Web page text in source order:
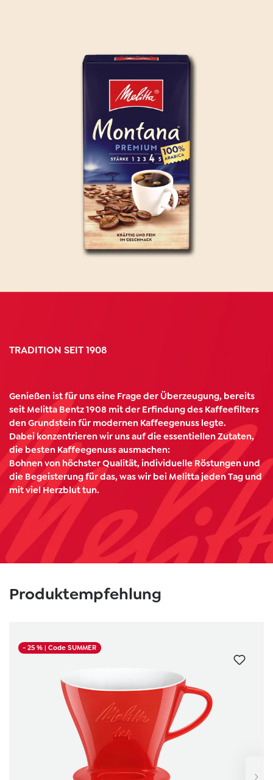
TRADITION SEIT 1908
Genießen ist für uns eine Frage der Überzeugung, bereits
seit Melitta Bentz 1908 mit der Erﬁndung des Kaffeeﬁlters
den Grundstein für modernen Kaffeegenuss legte.
Dabei konzentrieren wir uns auf die essentiellen Zutaten,
die besten Kaffeegenuss ausmachen:
Bohnen von höchster Qualität, individuelle Röstungen und
die Begeisterung für das, was wir bei Melitta jeden Tag und
mit viel Herzblut tun.
Produktempfehlung
- 25 %| Code SUMMER